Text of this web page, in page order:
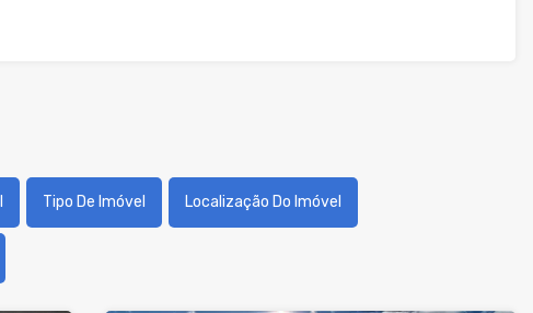
Tipo De Imóvel Localização Do Imóvel